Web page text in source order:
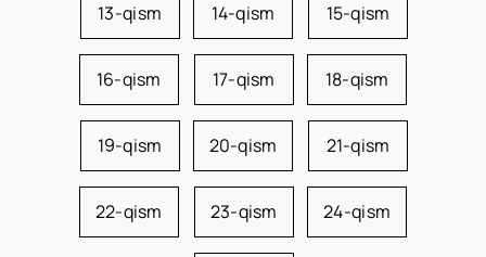
13-qism 14-qism 15-qism
16-qism 17-qism 18-qism
19-qism 20-qism 21-qism
22-qism 23-qism 24-qism